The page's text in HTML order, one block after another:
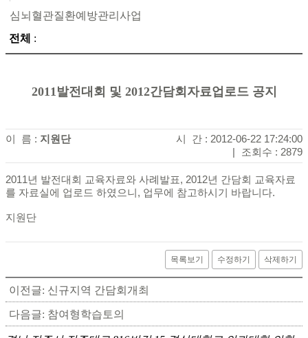
심뇌혈관질환예방관리사업
전체
:
2011발전대회 및 2012간담회자료업로드 공지
이 름 : 지원단
시 간 : 2012-06-22 17:24:00
|
조회수 : 2879
2011년 발전대회 교육자료와 사례발표, 2012년 간담회 교육자료
를 자료실에 업로드 하였으니, 업무에 참고하시기 바랍니다.
지원단
목록보기 수정하기 삭제하기
이전글: 신규지역 간담회개최
다음글: 참여형학습토의